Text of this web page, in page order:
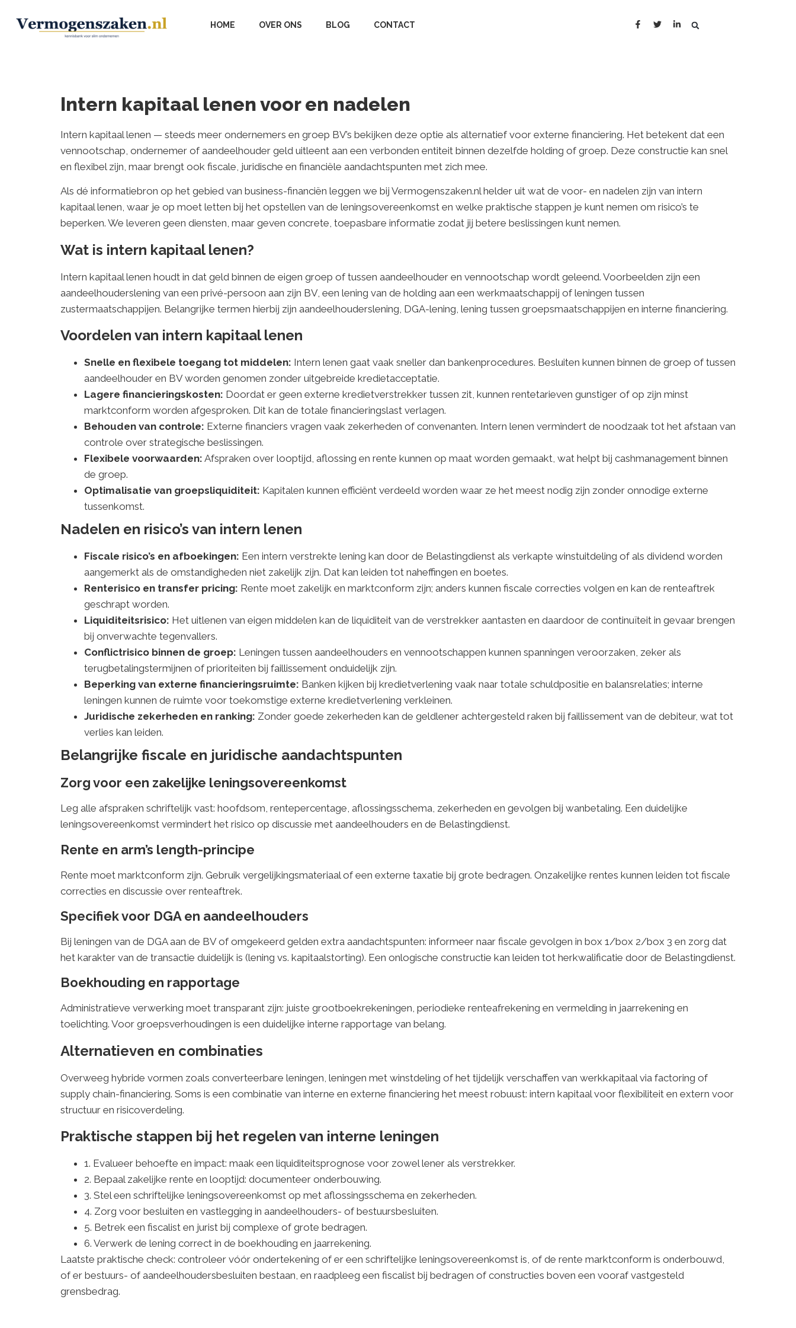
HOME OVER ONS BLOG CONTACT
Intern kapitaal lenen voor en nadelen
Intern kapitaal lenen — steeds meer ondernemers en groep BV’s bekijken deze optie als alternatief voor externe financiering. Het betekent dat een
vennootschap, ondernemer of aandeelhouder geld uitleent aan een verbonden entiteit binnen dezelfde holding of groep. Deze constructie kan snel
en flexibel zijn, maar brengt ook fiscale, juridische en financiële aandachtspunten met zich mee.
Als dé informatiebron op het gebied van business-financiën leggen we bij Vermogenszaken.nl helder uit wat de voor- en nadelen zijn van intern
kapitaal lenen, waar je op moet letten bij het opstellen van de leningsovereenkomst en welke praktische stappen je kunt nemen om risico’s te
beperken. We leveren geen diensten, maar geven concrete, toepasbare informatie zodat jij betere beslissingen kunt nemen.
Wat is intern kapitaal lenen?
Intern kapitaal lenen houdt in dat geld binnen de eigen groep of tussen aandeelhouder en vennootschap wordt geleend. Voorbeelden zijn een
aandeelhouderslening van een privé-persoon aan zijn BV, een lening van de holding aan een werkmaatschappij of leningen tussen
zustermaatschappijen. Belangrijke termen hierbij zijn aandeelhouderslening, DGA-lening, lening tussen groepsmaatschappijen en interne financiering.
Voordelen van intern kapitaal lenen
Snelle en flexibele toegang tot middelen: Intern lenen gaat vaak sneller dan bankenprocedures. Besluiten kunnen binnen de groep of tussen
aandeelhouder en BV worden genomen zonder uitgebreide kredietacceptatie.
Lagere financieringskosten: Doordat er geen externe kredietverstrekker tussen zit, kunnen rentetarieven gunstiger of op zijn minst
marktconform worden afgesproken. Dit kan de totale financieringslast verlagen.
Behouden van controle: Externe financiers vragen vaak zekerheden of convenanten. Intern lenen vermindert de noodzaak tot het afstaan van
controle over strategische beslissingen.
Flexibele voorwaarden: Afspraken over looptijd, aflossing en rente kunnen op maat worden gemaakt, wat helpt bij cashmanagement binnen
de groep.
Optimalisatie van groepsliquiditeit: Kapitalen kunnen efficiënt verdeeld worden waar ze het meest nodig zijn zonder onnodige externe
tussenkomst.
Nadelen en risico’s van intern lenen
Fiscale risico’s en afboekingen: Een intern verstrekte lening kan door de Belastingdienst als verkapte winstuitdeling of als dividend worden
aangemerkt als de omstandigheden niet zakelijk zijn. Dat kan leiden tot naheffingen en boetes.
Renterisico en transfer pricing: Rente moet zakelijk en marktconform zijn; anders kunnen fiscale correcties volgen en kan de renteaftrek
geschrapt worden.
Liquiditeitsrisico: Het uitlenen van eigen middelen kan de liquiditeit van de verstrekker aantasten en daardoor de continuïteit in gevaar brengen
bij onverwachte tegenvallers.
Conflictrisico binnen de groep: Leningen tussen aandeelhouders en vennootschappen kunnen spanningen veroorzaken, zeker als
terugbetalingstermijnen of prioriteiten bij faillissement onduidelijk zijn.
Beperking van externe financieringsruimte: Banken kijken bij kredietverlening vaak naar totale schuldpositie en balansrelaties; interne
leningen kunnen de ruimte voor toekomstige externe kredietverlening verkleinen.
Juridische zekerheden en ranking: Zonder goede zekerheden kan de geldlener achtergesteld raken bij faillissement van de debiteur, wat tot
verlies kan leiden.
Belangrijke fiscale en juridische aandachtspunten
Zorg voor een zakelijke leningsovereenkomst
Leg alle afspraken schriftelijk vast: hoofdsom, rentepercentage, aflossingsschema, zekerheden en gevolgen bij wanbetaling. Een duidelijke
leningsovereenkomst vermindert het risico op discussie met aandeelhouders en de Belastingdienst.
Rente en arm’s length-principe
Rente moet marktconform zijn. Gebruik vergelijkingsmateriaal of een externe taxatie bij grote bedragen. Onzakelijke rentes kunnen leiden tot fiscale
correcties en discussie over renteaftrek.
Specifiek voor DGA en aandeelhouders
Bij leningen van de DGA aan de BV of omgekeerd gelden extra aandachtspunten: informeer naar fiscale gevolgen in box 1/box 2/box 3 en zorg dat
het karakter van de transactie duidelijk is (lening vs. kapitaalstorting). Een onlogische constructie kan leiden tot herkwalificatie door de Belastingdienst.
Boekhouding en rapportage
Administratieve verwerking moet transparant zijn: juiste grootboekrekeningen, periodieke renteafrekening en vermelding in jaarrekening en
toelichting. Voor groepsverhoudingen is een duidelijke interne rapportage van belang.
Alternatieven en combinaties
Overweeg hybride vormen zoals converteerbare leningen, leningen met winstdeling of het tijdelijk verschaffen van werkkapitaal via factoring of
supply chain-financiering. Soms is een combinatie van interne en externe financiering het meest robuust: intern kapitaal voor flexibiliteit en extern voor
structuur en risicoverdeling.
Praktische stappen bij het regelen van interne leningen
1. Evalueer behoefte en impact: maak een liquiditeitsprognose voor zowel lener als verstrekker.
2. Bepaal zakelijke rente en looptijd: documenteer onderbouwing.
3. Stel een schriftelijke leningsovereenkomst op met aflossingsschema en zekerheden.
4. Zorg voor besluiten en vastlegging in aandeelhouders- of bestuursbesluiten.
5. Betrek een fiscalist en jurist bij complexe of grote bedragen.
6. Verwerk de lening correct in de boekhouding en jaarrekening.
Laatste praktische check: controleer vóór ondertekening of er een schriftelijke leningsovereenkomst is, of de rente marktconform is onderbouwd,
of er bestuurs- of aandeelhoudersbesluiten bestaan, en raadpleeg een fiscalist bij bedragen of constructies boven een vooraf vastgesteld
grensbedrag.